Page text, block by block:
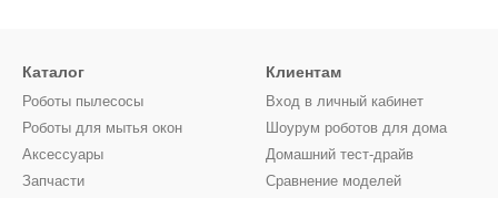
Каталог
Роботы пылесосы
Роботы для мытья окон
Аксессуары
Запчасти
Клиентам
Вход в личный кабинет
Шоурум роботов для дома
Домашний тест-драйв
Сравнение моделей